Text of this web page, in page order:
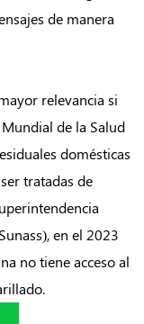
de manera
relevancia si
de la Salud
domésticas
tratadas de
en el 2023
no tiene acceso al